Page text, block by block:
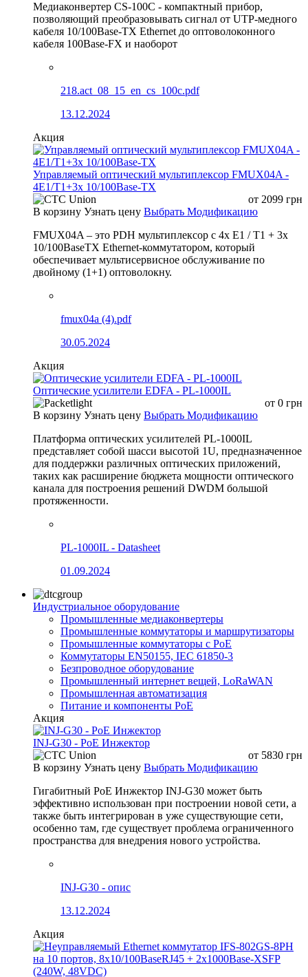
Медиаконвертер CS-100C - компактный прибор,
позволяющий преобразовывать сигнал от UTP-медного
кабеля 10/100Base-TX Ethernet до оптоволоконного
кабеля 100Base-FX и наоборот
218.act_08_15_en_cs_100c.pdf
13.12.2024
Акция
Управляемый оптический мультиплексор FMUX04A -
4E1/T1+3x 10/100Base-TX
от 2099 грн
В корзину Узнать цену Выбрать Модификацию
FMUX04A – это PDH мультиплексор с 4x E1 / T1 + 3x
10/100BaseTX Ethernet-коммутатором, который
обеспечивает мультисервисное обслуживание по
двойному (1+1) оптоволокну.
fmux04a (4).pdf
30.05.2024
Акция
Оптические усилители EDFA - PL-1000IL
от 0 грн
В корзину Узнать цену Выбрать Модификацию
Платформа оптических усилителей PL-1000IL
представляет собой шасси высотой 1U, предназначенное
для поддержки различных оптических приложений,
таких как расширение бюджета мощности оптического
канала для построения решений DWDM большой
протяженности.
PL-1000IL - Datasheet
01.09.2024
Индустриальное оборудование
Промышленные медиаконвертеры
Промышленные коммутаторы и маршрутизаторы
Промышленные коммутаторы с PoE
Коммутаторы EN50155, IEC 61850-3
Безпроводное оборудование
Промышленный интернет вещей, LoRaWAN
Промышленная автоматизация
Питание и компоненты PoE
Акция
INJ-G30 - PoE Инжектор
от 5830 грн
В корзину Узнать цену Выбрать Модификацию
Гигабитный PoE Инжектор INJ-G30 может быть
эффективно использован при построении новой сети, а
также быть интегрирован в уже существующие сети,
особенно там, где существует проблема ограниченного
пространства для внедрения нового устройства.
INJ-G30 - опис
13.12.2024
Акция